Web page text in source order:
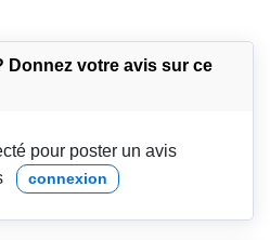
Donnez votre avis sur ce
pour poster un avis
connexion